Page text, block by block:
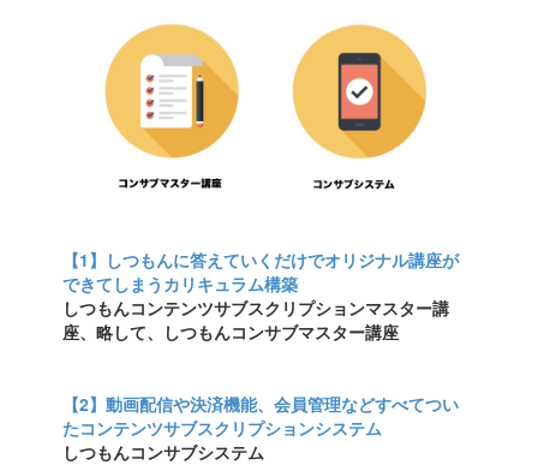
【1】しつもんに答えていくだけでオリジナル講座が
できてしまうカリキュラム構築
しつもんコンテンツサブスクリプションマスター講
座、略して、しつもんコンサブマスター講座
【2】動画配信や決済機能、会員管理などすべてつい
たコンテンツサブスクリプションシステム
しつもんコンサブシステム